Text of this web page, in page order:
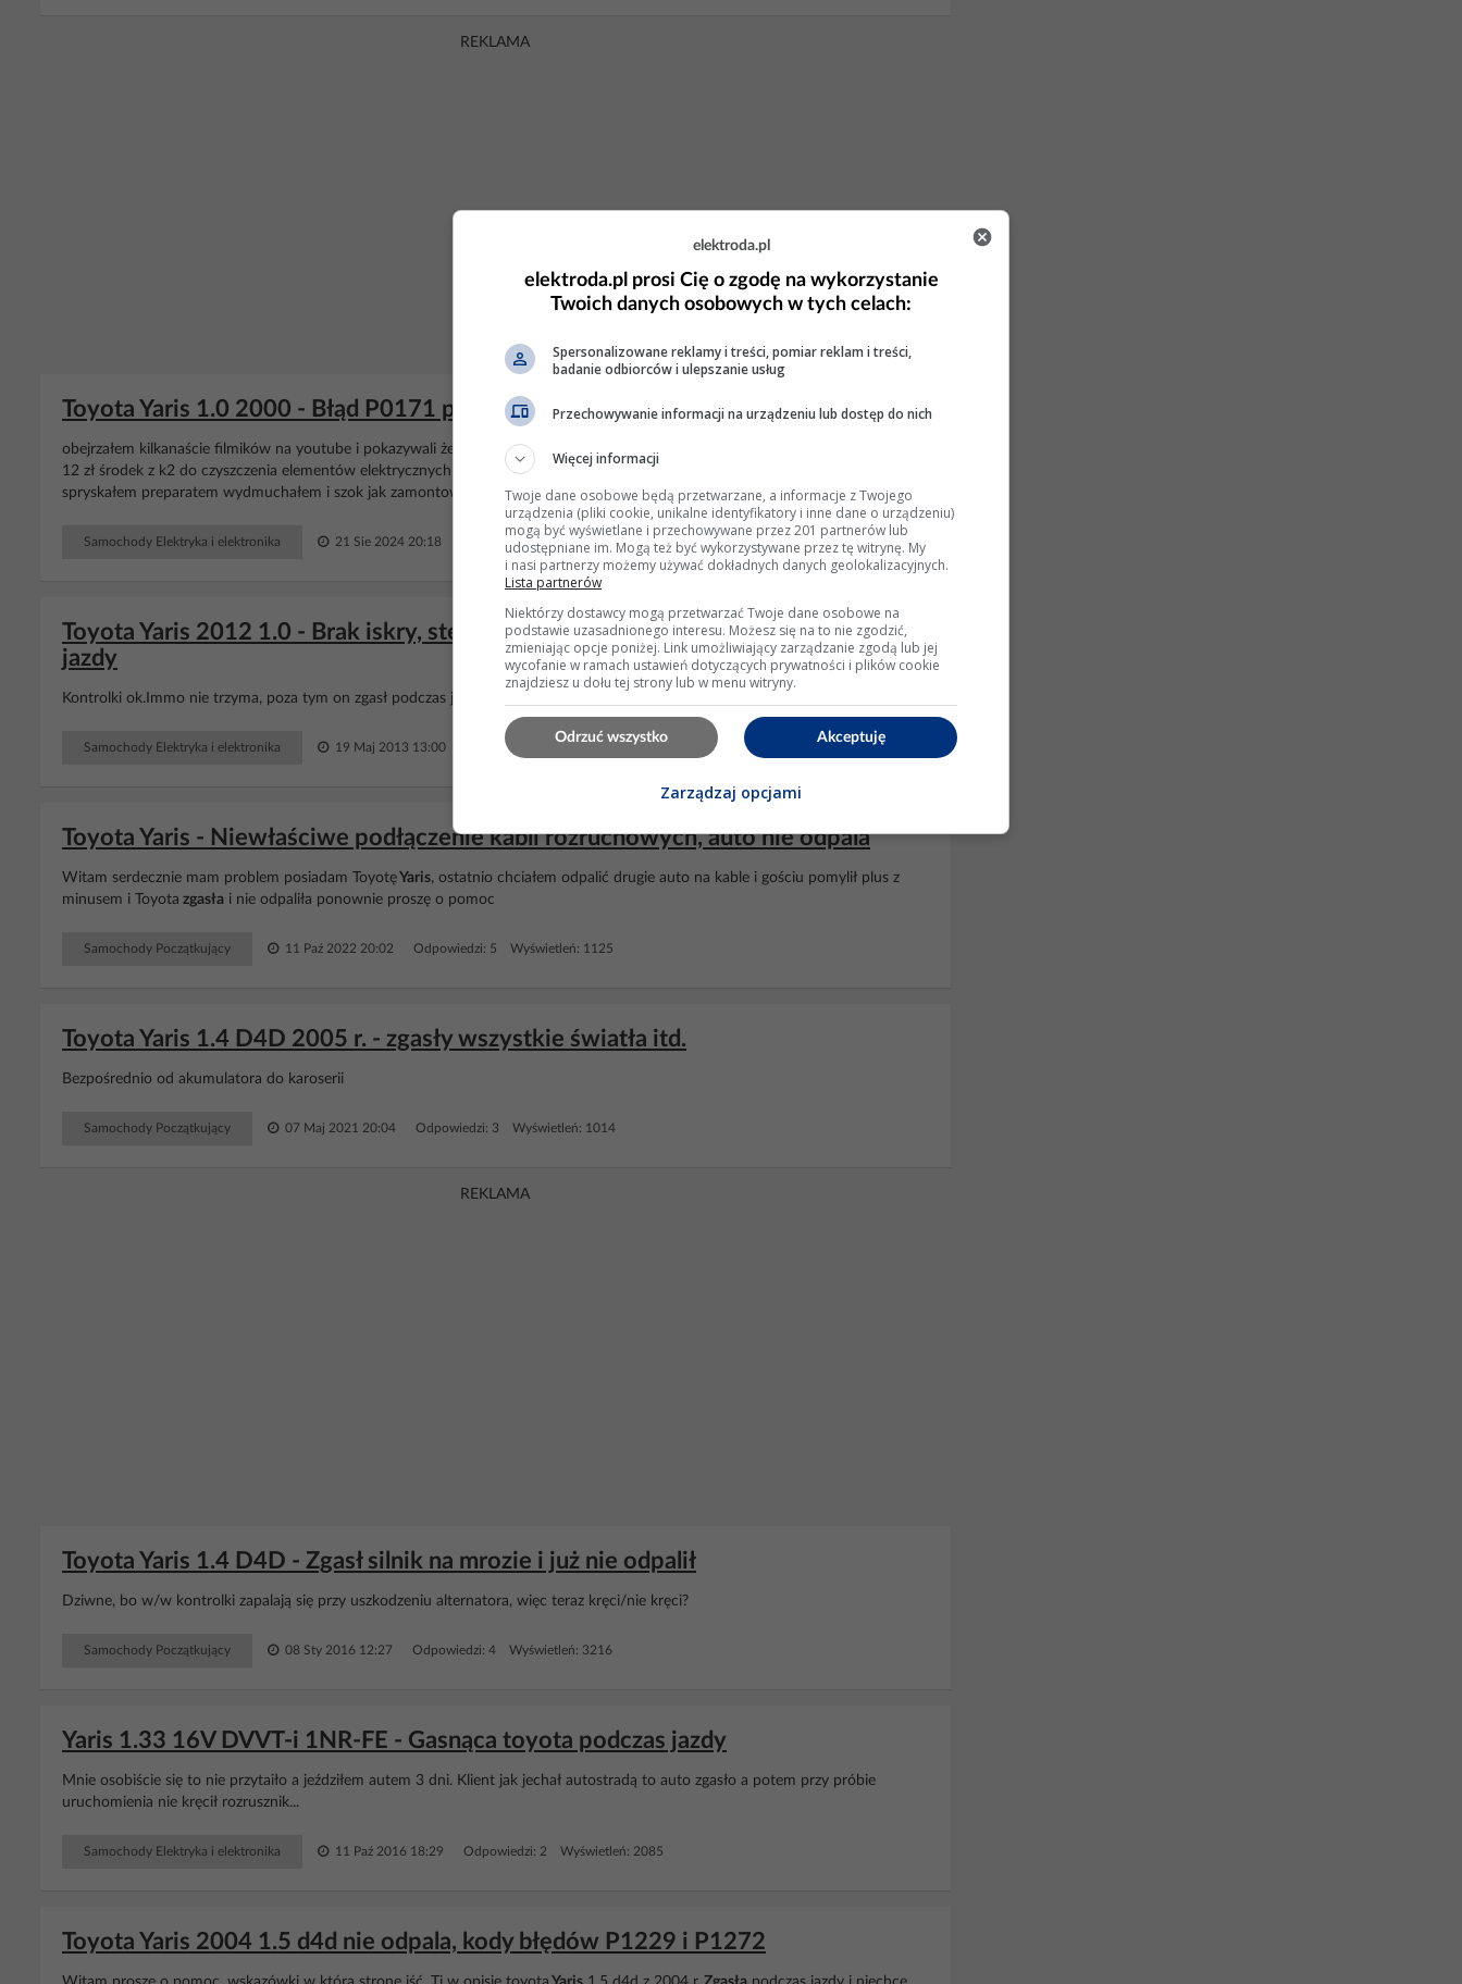
REKLAMA
Toyota Yaris 1.0 2000 - Błąd P0171 przy prędkości powyżej 80-100 km/h
obejrzałem kilkanaście filmików na youtube i pokazywali żeby przy tym błędzie wyczyścić przepływomierz powietrza kupiłem za
12 zł środek z k2 do czyszczenia elementów elektrycznych wyciąnąłem przepływomierz powietrza banalnie prosta sprawa
spryskałem preparatem wydmuchałem i szok jak zamontowałem wyczyszczony przepływomierz powietrza to kontrolka check...
Samochody Elektryka i elektronika 21 Sie 2024 20:18 Odpowiedzi: 6 Wyświetleń: 8175
Toyota Yaris 2012 1.0 - Brak iskry, sterowanie cewkami, auto zgasło podczas
jazdy
Kontrolki ok.Immo nie trzyma, poza tym on zgasł podczas jazdy.
Samochody Elektryka i elektronika 19 Maj 2013 13:00 Odpowiedzi: 4 Wyświetleń: 4956
Toyota Yaris - Niewłaściwe podłączenie kabli rozruchowych, auto nie odpala
Witam serdecznie mam problem posiadam Toyotę Yaris, ostatnio chciałem odpalić drugie auto na kable i gościu pomylił plus z
minusem i Toyota zgasła i nie odpaliła ponownie proszę o pomoc
Samochody Początkujący 11 Paź 2022 20:02 Odpowiedzi: 5 Wyświetleń: 1125
Toyota Yaris 1.4 D4D 2005 r. - zgasły wszystkie światła itd.
Bezpośrednio od akumulatora do karoserii
Samochody Początkujący 07 Maj 2021 20:04 Odpowiedzi: 3 Wyświetleń: 1014
REKLAMA
Toyota Yaris 1.4 D4D - Zgasł silnik na mrozie i już nie odpalił
Dziwne, bo w/w kontrolki zapalają się przy uszkodzeniu alternatora, więc teraz kręci/nie kręci?
Samochody Początkujący 08 Sty 2016 12:27 Odpowiedzi: 4 Wyświetleń: 3216
Yaris 1.33 16V DVVT-i 1NR-FE - Gasnąca toyota podczas jazdy
Mnie osobiście się to nie przytaiło a jeździłem autem 3 dni. Klient jak jechał autostradą to auto zgasło a potem przy próbie
uruchomienia nie kręcił rozrusznik...
Samochody Elektryka i elektronika 11 Paź 2016 18:29 Odpowiedzi: 2 Wyświetleń: 2085
Toyota Yaris 2004 1.5 d4d nie odpala, kody błędów P1229 i P1272
elektroda.pl
elektroda.pl prosi Cię o zgodę na wykorzystanie
Twoich danych osobowych w tych celach:
Spersonalizowane reklamy i treści, pomiar reklam i treści,
badanie odbiorców i ulepszanie usług
Przechowywanie informacji na urządzeniu lub dostęp do nich
Więcej informacji
Twoje dane osobowe będą przetwarzane, a informacje z Twojego
urządzenia (pliki cookie, unikalne identyfikatory i inne dane o urządzeniu)
mogą być wyświetlane i przechowywane przez 201 partnerów lub
udostępniane im. Mogą też być wykorzystywane przez tę witrynę. My
i nasi partnerzy możemy używać dokładnych danych geolokalizacyjnych.
Lista partnerów
Niektórzy dostawcy mogą przetwarzać Twoje dane osobowe na
podstawie uzasadnionego interesu. Możesz się na to nie zgodzić,
zmieniając opcje poniżej. Link umożliwiający zarządzanie zgodą lub jej
wycofanie w ramach ustawień dotyczących prywatności i plików cookie
znajdziesz u dołu tej strony lub w menu witryny.
Akceptuję
Odrzuć wszystko
Zarządzaj opcjami